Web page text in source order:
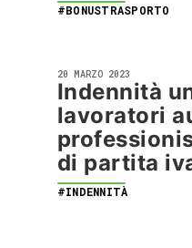
#BONUSTRASPORTO
20 MARZO 2023
Indennità
lavoratori
di partita
#INDENNITÀ